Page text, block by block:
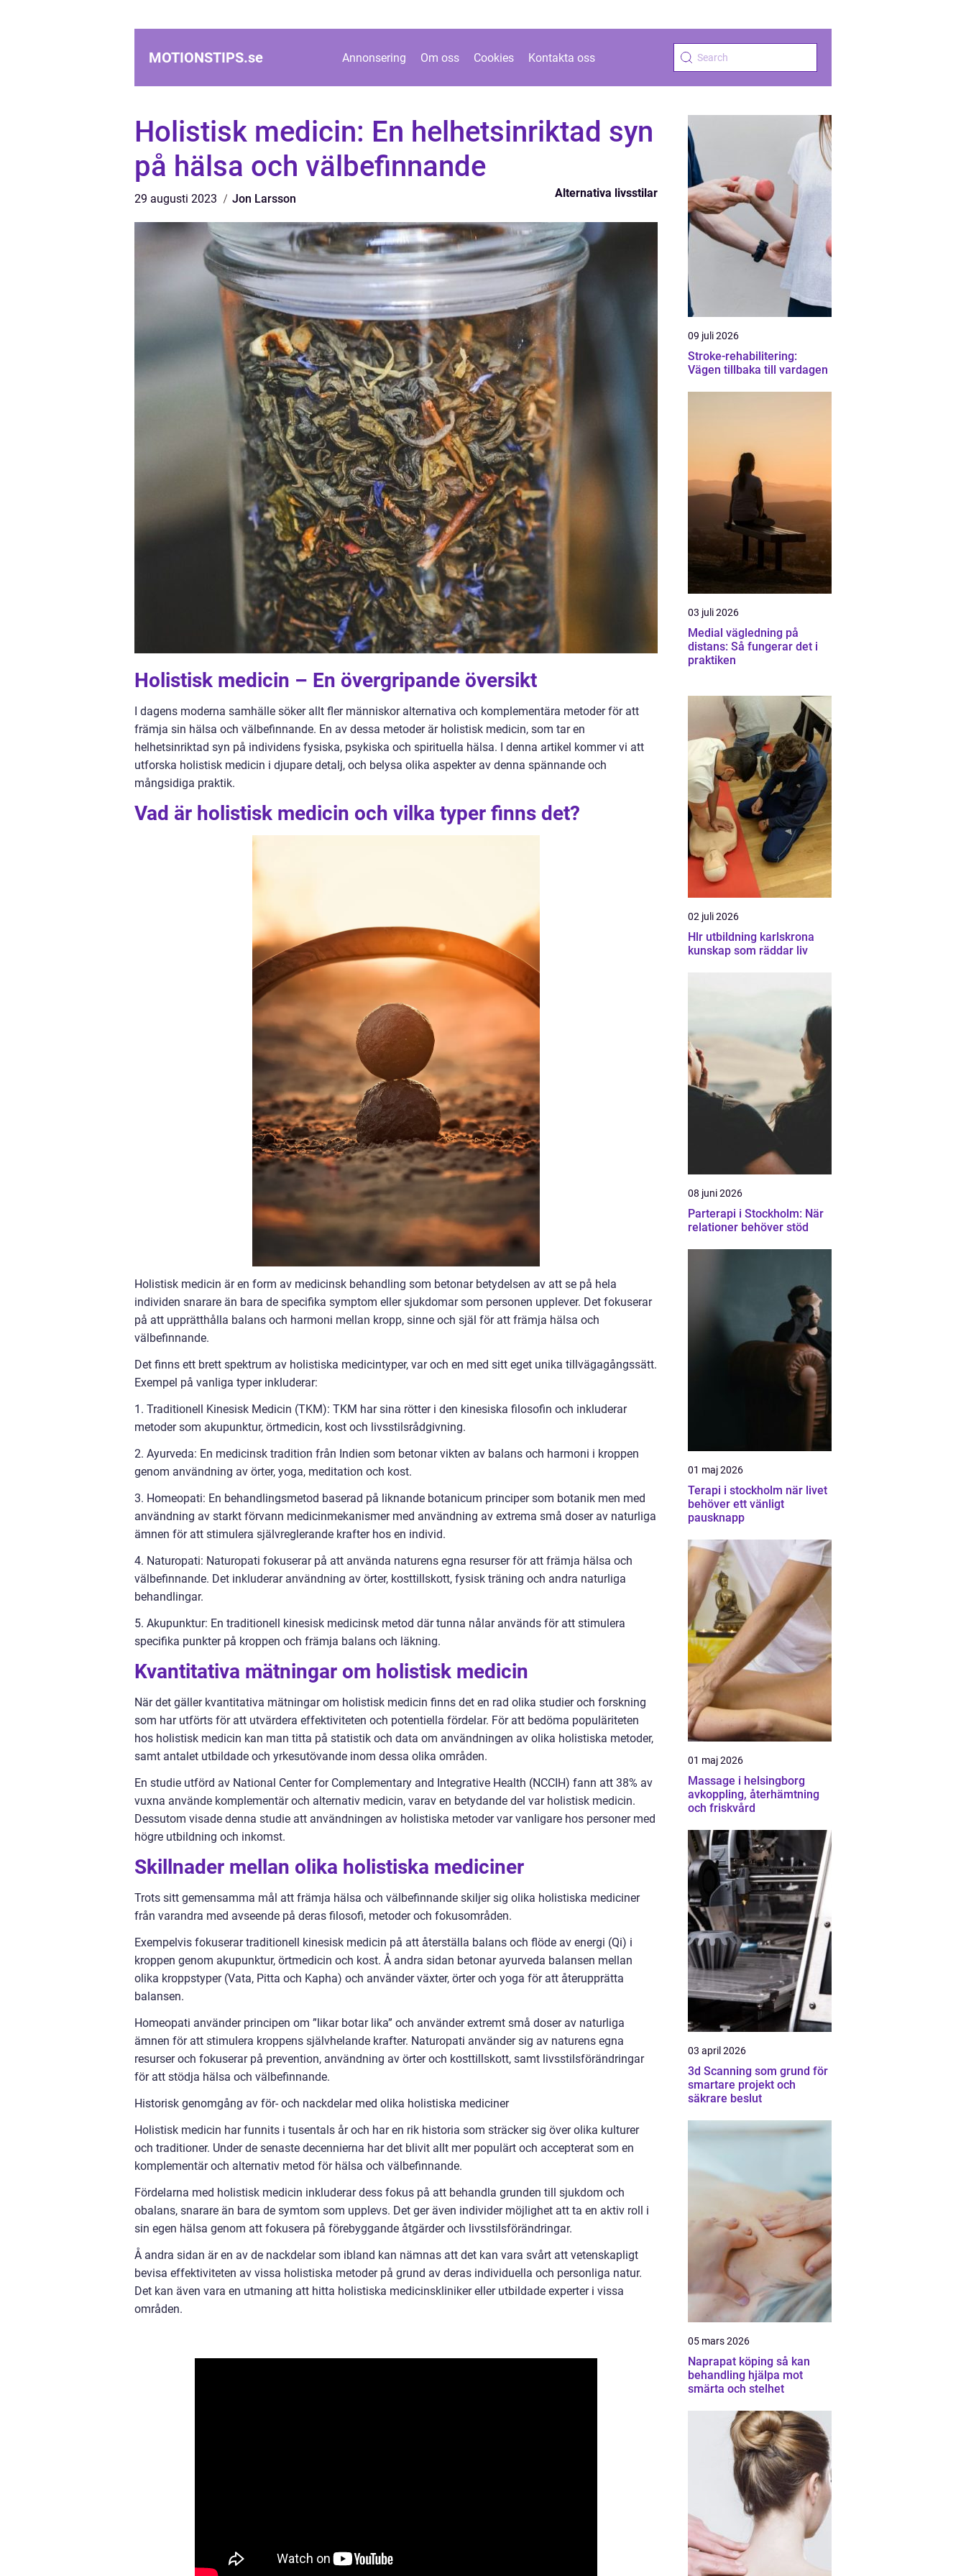
MOTIONSTIPS.se Annonsering Om oss Cookies Kontakta oss
Holistisk medicin: En helhetsinriktad syn
på hälsa och välbefinnande
29 augusti 2023 Jon Larsson Alternativa livsstilar
Holistisk medicin – En övergripande översikt
I dagens moderna samhälle söker allt fler människor alternativa och komplementära metoder för att
främja sin hälsa och välbefinnande. En av dessa metoder är holistisk medicin, som tar en
helhetsinriktad syn på individens fysiska, psykiska och spirituella hälsa. I denna artikel kommer vi att
utforska holistisk medicin i djupare detalj, och belysa olika aspekter av denna spännande och
mångsidiga praktik.
Vad är holistisk medicin och vilka typer finns det?
Holistisk medicin är en form av medicinsk behandling som betonar betydelsen av att se på hela
individen snarare än bara de specifika symptom eller sjukdomar som personen upplever. Det fokuserar
på att upprätthålla balans och harmoni mellan kropp, sinne och själ för att främja hälsa och
välbefinnande.
Det finns ett brett spektrum av holistiska medicintyper, var och en med sitt eget unika tillvägagångssätt.
Exempel på vanliga typer inkluderar:
1. Traditionell Kinesisk Medicin (TKM): TKM har sina rötter i den kinesiska filosofin och inkluderar
metoder som akupunktur, örtmedicin, kost och livsstilsrådgivning.
2. Ayurveda: En medicinsk tradition från Indien som betonar vikten av balans och harmoni i kroppen
genom användning av örter, yoga, meditation och kost.
3. Homeopati: En behandlingsmetod baserad på liknande botanicum principer som botanik men med
användning av starkt förvann medicinmekanismer med användning av extrema små doser av naturliga
ämnen för att stimulera självreglerande krafter hos en individ.
4. Naturopati: Naturopati fokuserar på att använda naturens egna resurser för att främja hälsa och
välbefinnande. Det inkluderar användning av örter, kosttillskott, fysisk träning och andra naturliga
behandlingar.
5. Akupunktur: En traditionell kinesisk medicinsk metod där tunna nålar används för att stimulera
specifika punkter på kroppen och främja balans och läkning.
Kvantitativa mätningar om holistisk medicin
När det gäller kvantitativa mätningar om holistisk medicin finns det en rad olika studier och forskning
som har utförts för att utvärdera effektiviteten och potentiella fördelar. För att bedöma populäriteten
hos holistisk medicin kan man titta på statistik och data om användningen av olika holistiska metoder,
samt antalet utbildade och yrkesutövande inom dessa olika områden.
En studie utförd av National Center for Complementary and Integrative Health (NCCIH) fann att 38% av
vuxna använde komplementär och alternativ medicin, varav en betydande del var holistisk medicin.
Dessutom visade denna studie att användningen av holistiska metoder var vanligare hos personer med
högre utbildning och inkomst.
Skillnader mellan olika holistiska mediciner
Trots sitt gemensamma mål att främja hälsa och välbefinnande skiljer sig olika holistiska mediciner
från varandra med avseende på deras filosofi, metoder och fokusområden.
Exempelvis fokuserar traditionell kinesisk medicin på att återställa balans och flöde av energi (Qi) i
kroppen genom akupunktur, örtmedicin och kost. Å andra sidan betonar ayurveda balansen mellan
olika kroppstyper (Vata, Pitta och Kapha) och använder växter, örter och yoga för att återupprätta
balansen.
Homeopati använder principen om ”likar botar lika” och använder extremt små doser av naturliga
ämnen för att stimulera kroppens självhelande krafter. Naturopati använder sig av naturens egna
resurser och fokuserar på prevention, användning av örter och kosttillskott, samt livsstilsförändringar
för att stödja hälsa och välbefinnande.
Historisk genomgång av för- och nackdelar med olika holistiska mediciner
Holistisk medicin har funnits i tusentals år och har en rik historia som sträcker sig över olika kulturer
och traditioner. Under de senaste decennierna har det blivit allt mer populärt och accepterat som en
komplementär och alternativ metod för hälsa och välbefinnande.
Fördelarna med holistisk medicin inkluderar dess fokus på att behandla grunden till sjukdom och
obalans, snarare än bara de symtom som upplevs. Det ger även individer möjlighet att ta en aktiv roll i
sin egen hälsa genom att fokusera på förebyggande åtgärder och livsstilsförändringar.
Å andra sidan är en av de nackdelar som ibland kan nämnas att det kan vara svårt att vetenskapligt
bevisa effektiviteten av vissa holistiska metoder på grund av deras individuella och personliga natur.
Det kan även vara en utmaning att hitta holistiska medicinskliniker eller utbildade experter i vissa
områden.
09 juli 2026
Stroke-rehabilitering:
Vägen tillbaka till vardagen
03 juli 2026
Medial vägledning på
distans: Så fungerar det i
praktiken
02 juli 2026
Hlr utbildning karlskrona
kunskap som räddar liv
08 juni 2026
Parterapi i Stockholm: När
relationer behöver stöd
01 maj 2026
Terapi i stockholm när livet
behöver ett vänligt
pausknapp
01 maj 2026
Massage i helsingborg
avkoppling, återhämtning
och friskvård
03 april 2026
3d Scanning som grund för
smartare projekt och
säkrare beslut
05 mars 2026
Naprapat köping så kan
behandling hjälpa mot
smärta och stelhet